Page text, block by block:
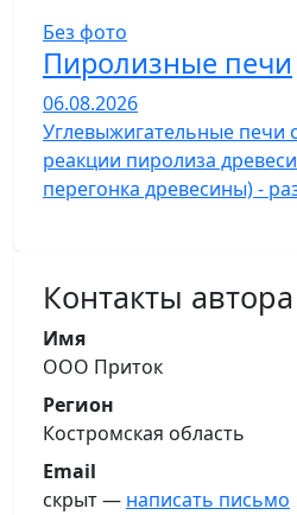
Без фото
Пиролизные печи
06.08.2026
Углевыжигательные печи
реакции пиролиза
перегонка древесины) -
Контакты автора
Имя
ООО Приток
Регион
Костромская область
Email
скрыт — написать письмо